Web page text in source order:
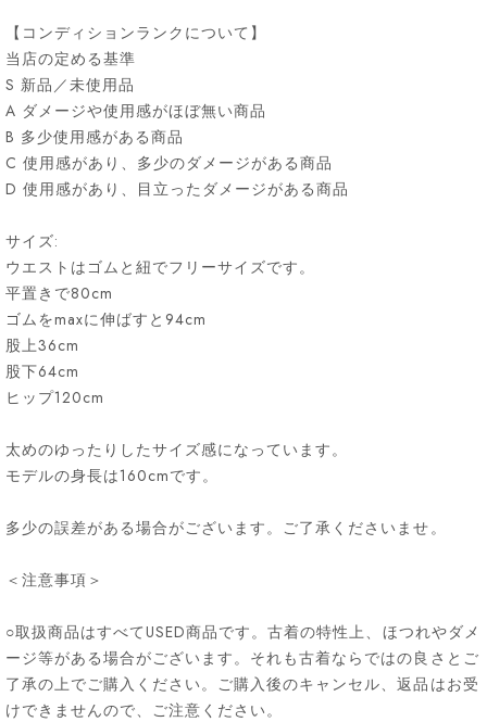
【コンディションランクについて】
当店の定める基準
S 新品／未使用品
A ダメージや使用感がほぼ無い商品
B 多少使用感がある商品
C 使用感があり、多少のダメージがある商品
D 使用感があり、目立ったダメージがある商品
サイズ:
ウエストはゴムと紐でフリーサイズです。
平置きで80cm
ゴムをmaxに伸ばすと94cm
股上36cm
股下64cm
ヒップ120cm
太めのゆったりしたサイズ感になっています。
モデルの身長は160cmです。
多少の誤差がある場合がございます。ご了承くださいませ。
＜注意事項＞
○取扱商品はすべてUSED商品です。古着の特性上、ほつれやダメ
ージ等がある場合がございます。それも古着ならではの良さとご
了承の上でご購入ください。ご購入後のキャンセル、返品はお受
けできませんので、ご注意ください。